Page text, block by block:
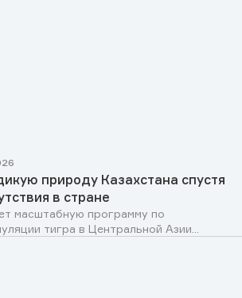
природу Казахстана спустя
в стране
масштабную программу по
тигра в Центральной Азии...